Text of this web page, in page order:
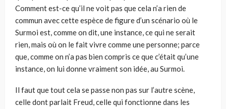
Comment est-ce qu’il ne voit pas que cela n’a rien de
commun avec cette espèce de figure d’un scénario où le
Surmoi est, comme on dit, une instance, ce qui ne serait
rien, mais où on le fait vivre comme une personne; parce
que, comme on n’a pas bien compris ce que c’était qu’une
instance, on lui donne vraiment son idée, au Surmoi.
Il faut que tout cela se passe non pas sur l’autre scène,
celle dont parlait Freud, celle qui fonctionne dans les